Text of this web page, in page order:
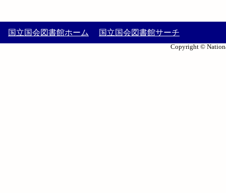
国立国会図書館ホーム 国立国会図書館サーチ
Copyright ©